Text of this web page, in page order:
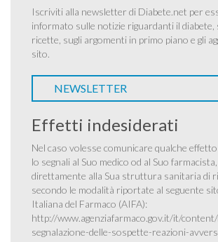
Iscriviti alla newsletter di Diabete.net per
informato sulle notizie riguardanti il diabete,
ricette, sugli argomenti in primo piano e gli
sito.
NEWSLETTER
Effetti indesiderati
Nel caso volesse comunicare qualche
lo segnali al Suo medico od al Suo
direttamente alla Sua struttura sanitaria di
secondo le modalità riportate al seguente
Italiana del Farmaco (AIFA):
http://www.agenziafarmaco.gov.it/it/
segnalazione-delle-sospette-reazioni-